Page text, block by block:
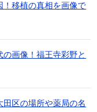
！移植の真相を画像で
画像！福王寺彩野と
区の場所や薬局の名